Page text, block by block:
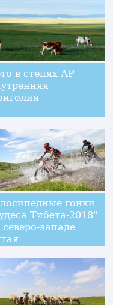
в степях АР
гонки
Тибета-2018"
западе